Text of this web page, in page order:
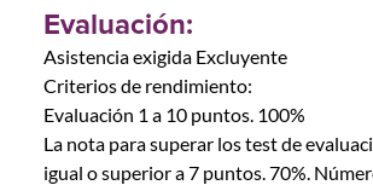
Evaluación:
Asistencia exigida Excluyente
Criterios de rendimiento:
Evaluación 1 a 10 puntos. 100%
La nota para superar los test de
igual o superior a 7 puntos. 70%.